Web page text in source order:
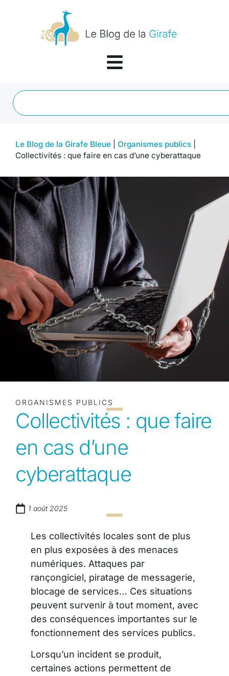
Le Blog de la Girafe Bleue Organismes publics
Collectivités : que faire en cas d’une cyberattaque
ORGANISMES PUBLICS
Collectivités : que faire
en cas d’une
cyberattaque
1 août 2025
Les collectivités locales sont de plus
en plus exposées à des menaces
numériques. Attaques par
rançongiciel, piratage de messagerie,
blocage de services… Ces situations
peuvent survenir à tout moment, avec
des conséquences importantes sur le
fonctionnement des services publics.
Lorsqu’un incident se produit,
certaines actions permettent de